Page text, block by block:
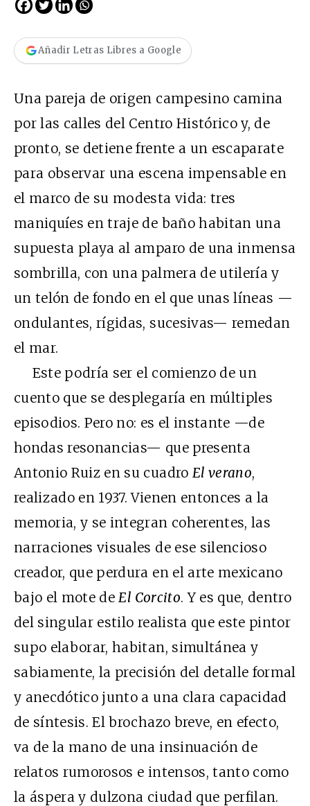
Añadir Letras Libres a Google
Una pareja de origen campesino camina
por las calles del Centro Histórico y, de
pronto, se detiene frente a un escaparate
para observar una escena impensable en
el marco de su modesta vida: tres
maniquíes en traje de baño habitan una
supuesta playa al amparo de una inmensa
sombrilla, con una palmera de utilería y
un telón de fondo en el que unas líneas —
ondulantes, rígidas, sucesivas— remedan
el mar.
Este podría ser el comienzo de un
cuento que se desplegaría en múltiples
episodios. Pero no: es el instante —de
hondas resonancias— que presenta
Antonio Ruiz en su cuadro El verano,
realizado en 1937. Vienen entonces a la
memoria, y se integran coherentes, las
narraciones visuales de ese silencioso
creador, que perdura en el arte mexicano
bajo el mote de El Corcito. Y es que, dentro
del singular estilo realista que este pintor
supo elaborar, habitan, simultánea y
sabiamente, la precisión del detalle formal
y anecdótico junto a una clara capacidad
de síntesis. El brochazo breve, en efecto,
va de la mano de una insinuación de
relatos rumorosos e intensos, tanto como
la áspera y dulzona ciudad que perfilan.